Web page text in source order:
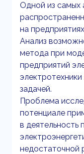
Одной из самых
на
Анализ
метода при
предприятий
задачей.
Проблема
потенциале
в деятельность
недостаточной